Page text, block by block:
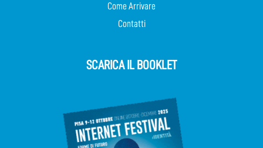
Come Arrivare
Contatti
SCARICA IL BOOKLET